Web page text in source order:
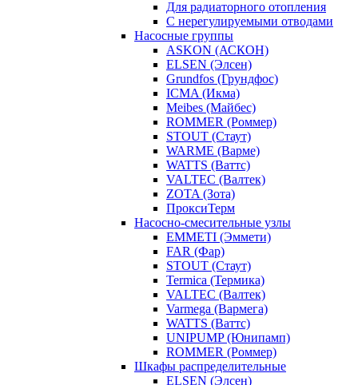
Для радиаторного отопления
С нерегулируемыми отводами
Насосные группы
ASKON (АСКОН)
ELSEN (Элсен)
Grundfos (Грундфос)
ICMA (Икма)
Meibes (Майбес)
ROMMER (Роммер)
STOUT (Стаут)
WARME (Варме)
WATTS (Ваттс)
VALTEC (Валтек)
ZOTA (Зота)
ПроксиТерм
Насосно-смесительные узлы
EMMETI (Эммети)
FAR (Фар)
STOUT (Стаут)
Termica (Термика)
VALTEC (Валтек)
Varmega (Вармега)
WATTS (Ваттс)
UNIPUMP (Юнипамп)
ROMMER (Роммер)
Шкафы распределительные
ELSEN (Элсен)